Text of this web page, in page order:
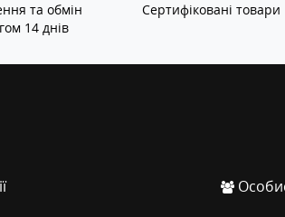
та обмін
14 днів
Сертифіковані товари